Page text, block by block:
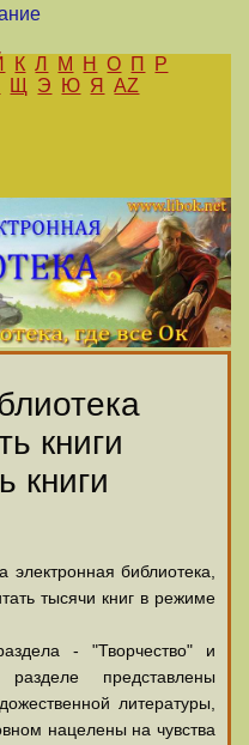
К Л М Н О П
Р
Щ Э Ю Я AZ
книги
книги
электронная библиотека,
тысячи книг в режиме
- "Творчество" и
представлены
литературы,
нацелены на чувства